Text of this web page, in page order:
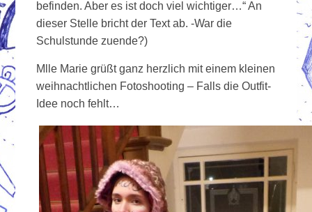
befinden. Aber es ist doch viel wichtiger…“ An
dieser Stelle bricht der Text ab. -War die
Schulstunde zuende?)
Mlle Marie grüßt ganz herzlich mit einem kleinen
weihnachtlichen Fotoshooting – Falls die Outfit-
Idee noch fehlt…